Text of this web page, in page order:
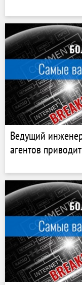
Ведущий
агентов